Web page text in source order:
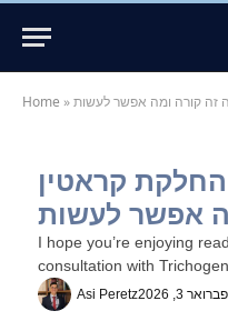
Home »זה קורה ומה אפשר לעשות
קראטין
אפשר לעשות
I hope you’re enjoying
consultation with
Asi Peretz פברואר 3, 2026